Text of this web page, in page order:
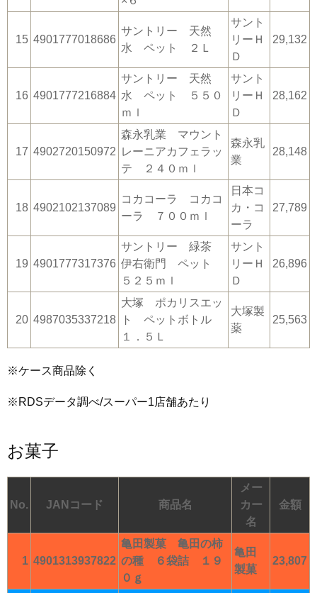
15 4901777018686
サントリー 天然
水 ペット ２Ｌ
サント
リーＨ
Ｄ
29,132
16 4901777216884
サントリー 天然
水 ペット ５５０
ｍｌ
サント
リーＨ
Ｄ
28,162
17 4902720150972
森永乳業 マウント
レーニアカフェラッ
テ ２４０ｍｌ
森永乳
業
28,148
18 4902102137089
コカコーラ コカコ
ーラ ７００ｍｌ
日本コ
カ・コ
ーラ
27,789
19 4901777317376
サントリー 緑茶
伊右衛門 ペット
５２５ｍｌ
サント
リーＨ
Ｄ
26,896
20 4987035337218
大塚 ポカリスエッ
ト ペットボトル
１．５Ｌ
大塚製
薬
25,563
※ケース商品除く
※RDSデータ調べ/スーパー1店舗あたり
お菓子
No. JANコード 商品名
メー
カー
名
金額
1 4901313937822
亀田製菓 亀田の柿
の種 ６袋詰 １９
０ｇ
亀田
製菓
23,807